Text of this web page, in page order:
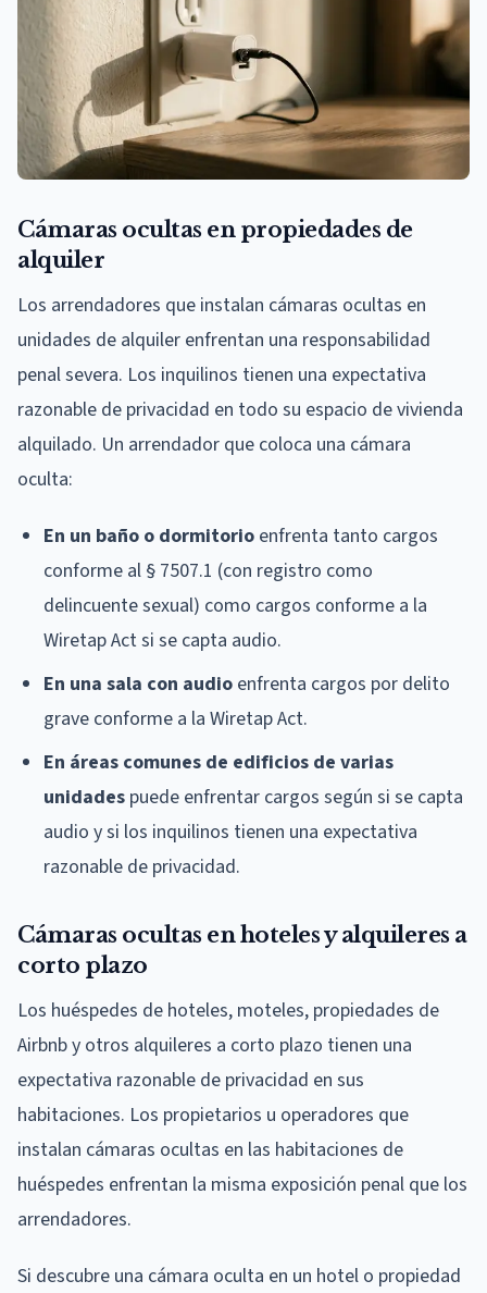
Cámaras ocultas en propiedades de
alquiler
Los arrendadores que instalan cámaras ocultas en
unidades de alquiler enfrentan una responsabilidad
penal severa. Los inquilinos tienen una expectativa
razonable de privacidad en todo su espacio de vivienda
alquilado. Un arrendador que coloca una cámara
oculta:
En un baño o dormitorio enfrenta tanto cargos
conforme al § 7507.1 (con registro como
delincuente sexual) como cargos conforme a la
Wiretap Act si se capta audio.
En una sala con audio enfrenta cargos por delito
grave conforme a la Wiretap Act.
En áreas comunes de edificios de varias
unidades puede enfrentar cargos según si se capta
audio y si los inquilinos tienen una expectativa
razonable de privacidad.
Cámaras ocultas en hoteles y alquileres a
corto plazo
Los huéspedes de hoteles, moteles, propiedades de
Airbnb y otros alquileres a corto plazo tienen una
expectativa razonable de privacidad en sus
habitaciones. Los propietarios u operadores que
instalan cámaras ocultas en las habitaciones de
huéspedes enfrentan la misma exposición penal que los
arrendadores.
Si descubre una cámara oculta en un hotel o propiedad